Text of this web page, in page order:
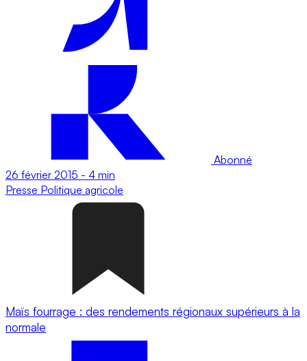
Abonné
26 février 2015 - 4 min
Presse Politique agricole
Maïs fourrage : des rendements régionaux supérieurs à la
normale